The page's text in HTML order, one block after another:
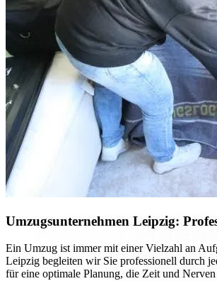
Umzugsunternehmen Leipzig:
Ein Umzug ist immer mit einer Vielzahl an
Leipzig begleiten wir Sie professionell durch
für eine optimale Planung, die Zeit und Nerven